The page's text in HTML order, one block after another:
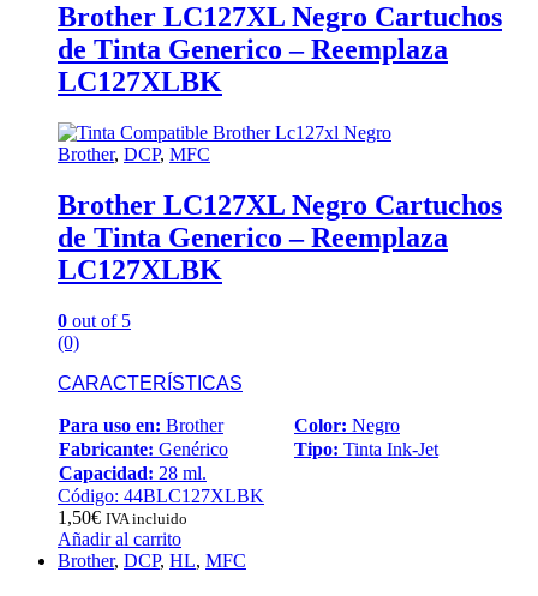
Brother LC127XL Negro Cartuchos
de Tinta Generico – Reemplaza
LC127XLBK
Brother, DCP, MFC
Brother LC127XL Negro Cartuchos
de Tinta Generico – Reemplaza
LC127XLBK
0 out of 5
(0)
CARACTERÍSTICAS
Para uso en: Brother Color: Negro
Fabricante: Genérico Tipo: Tinta Ink-Jet
Capacidad: 28 ml.
Código: 44BLC127XLBK
1,50€ IVA incluido
Añadir al carrito
Brother, DCP, HL, MFC